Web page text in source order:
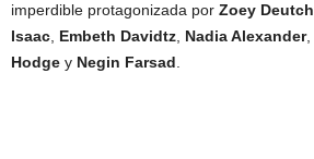
imperdible protagonizada por Zoey Deutch
Isaac, Embeth Davidtz, Nadia Alexander,
Hodge y Negin Farsad.